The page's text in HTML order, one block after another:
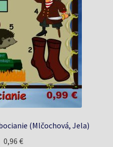
(Mlčochová, Jela)
Pôvodná
0,96€Aktuálna